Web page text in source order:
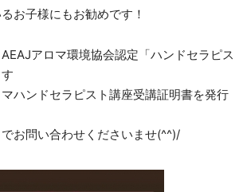
お子様にもお勧めです！
アロマ環境協会認定「ハンドセラピス
ハンドセラピスト講座受講証明書を発行
お問い合わせくださいませ(^^)/